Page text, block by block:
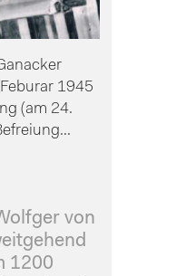
1945
(am 24.
von
1200